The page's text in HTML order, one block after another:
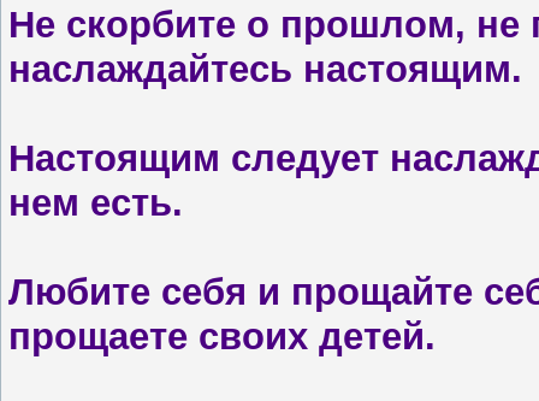
Не скорбите о прошлом, не
наслаждайтесь настоящим.
Настоящим следует
нем есть.
Любите себя и прощайте
прощаете своих детей.